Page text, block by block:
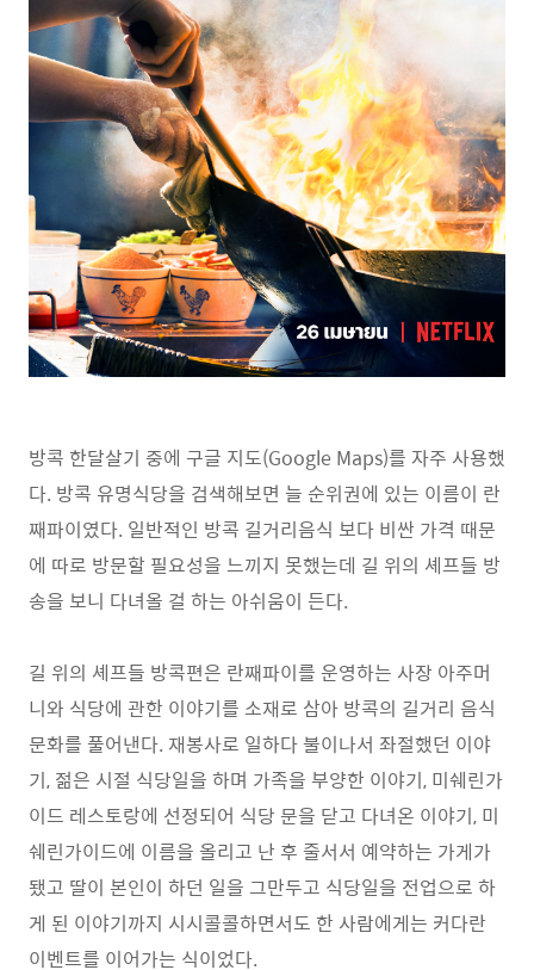
방콕 한달살기 중에 구글 지도(Google Maps)를 자주 사용했
다. 방콕 유명식당을 검색해보면 늘 순위권에 있는 이름이 란
째파이였다. 일반적인 방콕 길거리음식 보다 비싼 가격 때문
에 따로 방문할 필요성을 느끼지 못했는데 길 위의 셰프들 방
송을 보니 다녀올 걸 하는 아쉬움이 든다.
길 위의 셰프들 방콕편은 란째파이를 운영하는 사장 아주머
니와 식당에 관한 이야기를 소재로 삼아 방콕의 길거리 음식
문화를 풀어낸다. 재봉사로 일하다 불이나서 좌절했던 이야
기, 젊은 시절 식당일을 하며 가족을 부양한 이야기, 미쉐린가
이드 레스토랑에 선정되어 식당 문을 닫고 다녀온 이야기, 미
쉐린가이드에 이름을 올리고 난 후 줄서서 예약하는 가게가
됐고 딸이 본인이 하던 일을 그만두고 식당일을 전업으로 하
게 된 이야기까지 시시콜콜하면서도 한 사람에게는 커다란
이벤트를 이어가는 식이었다.